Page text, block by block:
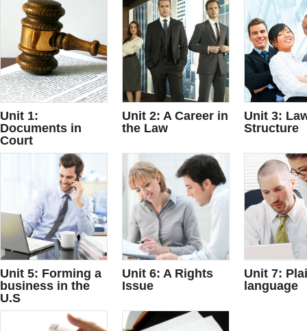
Unit 1:
Documents in
Court
Unit 2: A Career in
the Law
Unit 3:
Structure
Unit 5: Forming a
business in the
U.S
Unit 6: A Rights
Issue
Unit 7:
language